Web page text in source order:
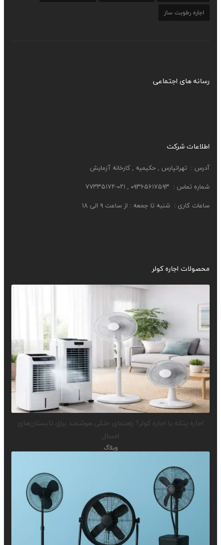
اجاره رطوبت ساز
رسانه های اجتماعی
اطلاعات شرکت
آدرس : تهرانپارس , حکیمیه , کارخانه آزمایش
شماره تماس : ۰۹۳۶۵۶۱۷۵۹۳ , ۰۲۱-۷۷۳۳۵۱۷۲
ساعات کاری : شنبه تا جمعه : از ساعت ۹ الی ۱۸
محصولات اجاره کولر
اجاره پنکه یا اجاره کولر؟ راهنمای خنکی هوشمند برای تابستان‌های
امسال
وبلاگ